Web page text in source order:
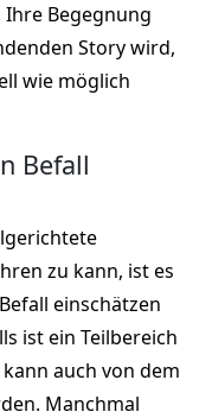
Begegnung
Story wird,
wie möglich
Befall
zu kann, ist es
einschätzen
ist ein Teilbereich
auch von dem
Manchmal